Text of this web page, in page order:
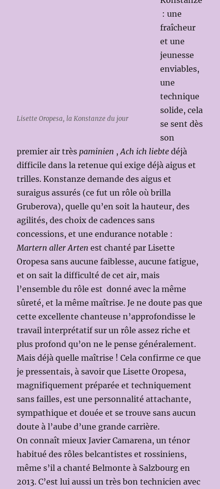
Lisette Oropesa, la Konstanze du jour
: une
fraîcheur
et une
jeunesse
enviables,
une
technique
solide, cela
se sent dès
son
premier air trèspaminien ,Ach ich liebte déjà
difficile dans la retenue qui exige déjà aigus et
trilles. Konstanze demande des aigus et
suraigus assurés (ce fut un rôle où brilla
Gruberova), quelle qu’en soit la hauteur, des
agilités, des choix de cadences sans
concessions, et une endurance notable :
Martern aller Arten est chanté par Lisette
Oropesa sans aucune faiblesse, aucune fatigue,
et on sait la difficulté de cet air, mais
l’ensemble du rôle est donné avec la même
sûreté, et la même maîtrise. Je ne doute pas que
cette excellente chanteuse n’approfondisse le
travail interprétatif sur un rôle assez riche et
plus profond qu’on ne le pense généralement.
Mais déjà quelle maîtrise ! Cela confirme ce que
je pressentais, à savoir que Lisette Oropesa,
magnifiquement préparée et techniquement
sans failles, est une personnalité attachante,
sympathique et douée et se trouve sans aucun
doute à l’aube d’une grande carrière.
On connaît mieux Javier Camarena, un ténor
habitué des rôles belcantistes et rossiniens,
même s’il a chanté Belmonte à Salzbourg en
2013. C’est lui aussi un très bon technicien avec